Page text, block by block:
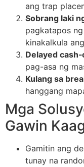
ang trap
Sobrang laki
pagkatapos
kinakalkula
Delayed
pag-asa ng
Kulang sa
hanggang
Mga
Gawin
Gamitin ang
tunay na